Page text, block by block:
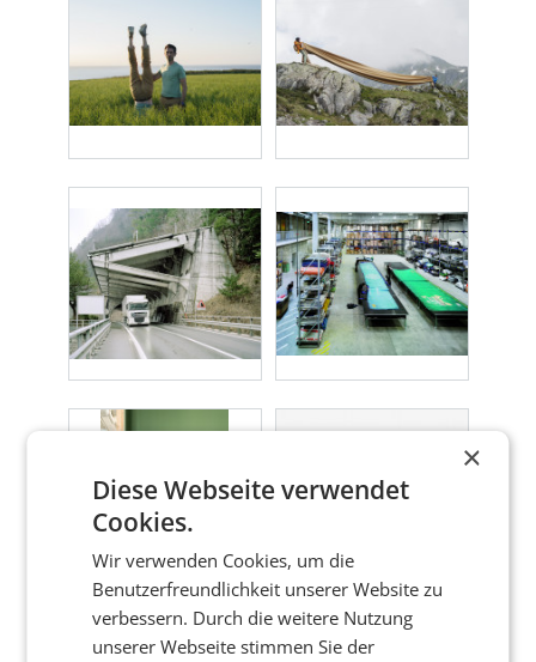
×
Diese Webseite verwendet
Cookies.
Wir verwenden Cookies, um die
Benutzerfreundlichkeit unserer Website zu
verbessern. Durch die weitere Nutzung
unserer Webseite stimmen Sie der